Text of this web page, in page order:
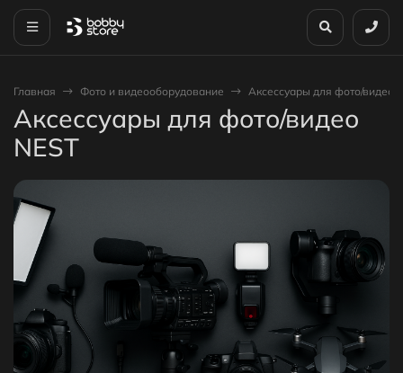
Главная Фото и видеооборудование Аксессуары для фото/видео
Аксессуары для фото/видео
NEST